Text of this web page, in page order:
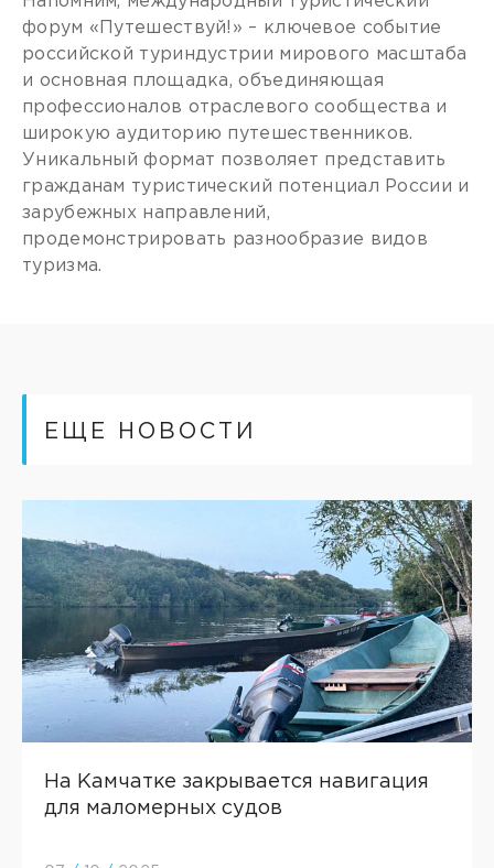
форум «Путешествуй!» – ключевое событие
российской туриндустрии мирового масштаба
и основная площадка, объединяющая
профессионалов отраслевого сообщества и
широкую аудиторию путешественников.
Уникальный формат позволяет представить
гражданам туристический потенциал России и
зарубежных направлений,
продемонстрировать разнообразие видов
туризма.
ЕЩЕ НОВОСТИ
На Камчатке закрывается навигация
для маломерных судов